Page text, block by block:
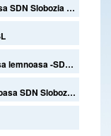
- DRDP Constanta
Slobozia - reluare
- DRDP Constanta